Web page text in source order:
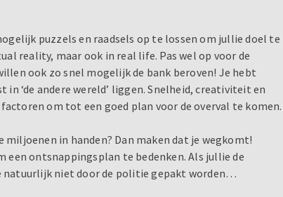
puzzels en raadsels op te lossen om jullie doel te
reality, maar ook in real life. Pas wel op voor de
ook zo snel mogelijk de bank beroven! Je hebt
‘de andere wereld’ liggen. Snelheid, creativiteit en
om tot een goed plan voor de overval te komen.
in handen? Dan maken dat je wegkomt!
ontsnappingsplan te bedenken. Als jullie de
natuurlijk niet door de politie gepakt worden…